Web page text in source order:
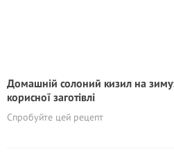
Домашній солоний кизил на
корисної заготівлі
Спробуйте цей рецепт